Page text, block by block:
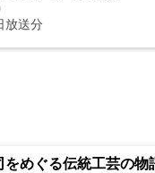
放送分
めぐる伝統工芸の物